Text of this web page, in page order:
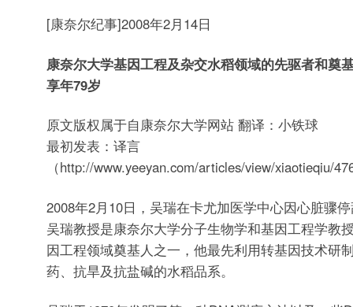
[康奈尔纪事]2008年2月14日
康奈尔大学基因工程及杂交水稻领域的先驱者和奠
享年79岁
原文版权属于自康奈尔大学网站 翻译：小铁球
最初发表：译言
（http://www.yeeyan.com/articles/view/xiaotieqiu/
2008年2月10日，吴瑞在卡尤加医学中心因心脏骤
吴瑞教授是康奈尔大学分子生物学和基因工程学教
因工程领域奠基人之一，他最先利用转基因技术研
药、抗旱及抗盐碱的水稻品系。